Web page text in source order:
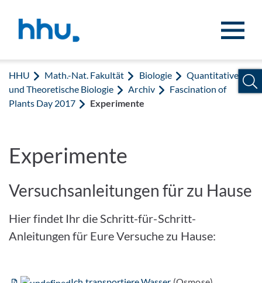
HHU Math.-Nat. Fakultät Biologie
Quantitative
und Theoretische Biologie
Archiv
Fascination of
Plants Day 2017
Experimente
Experimente
Versuchsanleitungen für zu Hause
Hier findet Ihr die Schritt-für-Schritt-
Anleitungen für Eure Versuche zu Hause: